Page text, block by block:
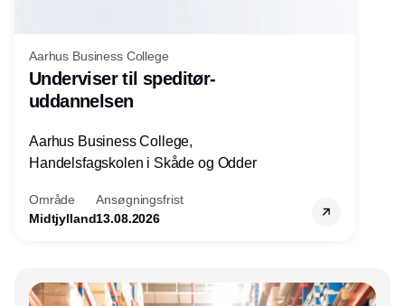
Aarhus Business College
Underviser til speditør-
uddannelsen
Aarhus Business College,
Handelsfagskolen i Skåde og Odder
Område
Midtjylland
Ansøgningsfrist
13.08.2026
Annonce